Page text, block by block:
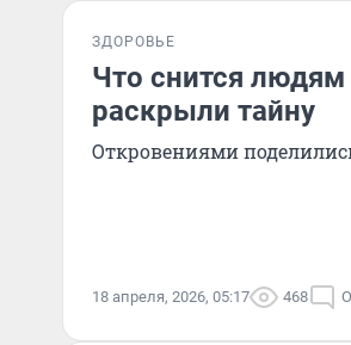
ЗДОРОВЬЕ
Что снится
раскрыли тайну
Откровениями
18 апреля, 2026, 05:17 468